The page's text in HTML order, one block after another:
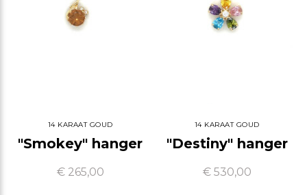
14 KARAAT GOUD
"Smokey" hanger
€ 265,00
14 KARAAT GOUD
"Destiny" hanger
€ 530,00